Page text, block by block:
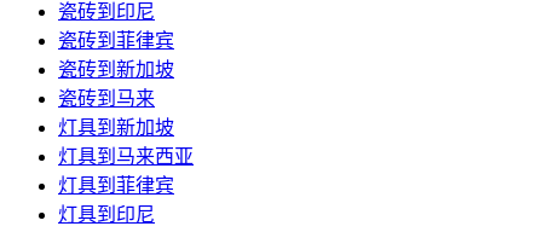
瓷砖到印尼
瓷砖到菲律宾
瓷砖到新加坡
瓷砖到马来
灯具到新加坡
灯具到马来西亚
灯具到菲律宾
灯具到印尼